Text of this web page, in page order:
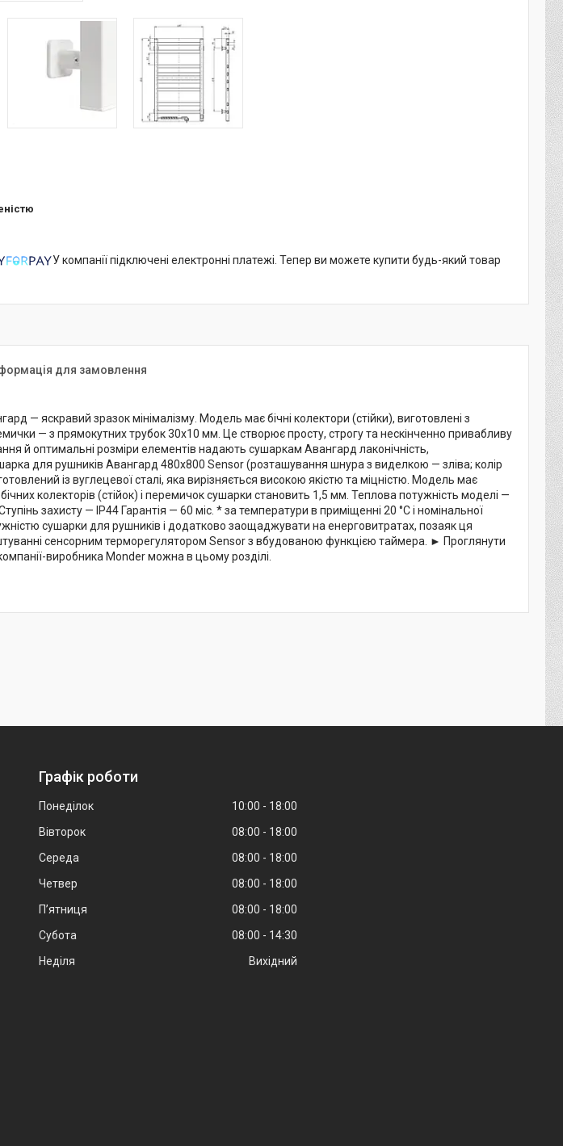
У компанії підключені електронні платежі. Тепер ви можете купити будь-який товар
для замовлення
— яскравий зразок мінімалізму. Модель має бічні колектори (стійки), виготовлені з
— з прямокутних трубок 30х10 мм. Це створює просту, строгу та нескінченно привабливу
й оптимальні розміри елементів надають сушаркам Авангард лаконічність,
для рушників Авангард 480х800 Sensor (розташування шнура з виделкою — зліва; колір
із вуглецевої сталі, яка вирізняється високою якістю та міцністю. Модель має
колекторів (стійок) і перемичок сушарки становить 1,5 мм. Теплова потужність моделі —
захисту — IP44 Гарантія — 60 міс. * за температури в приміщенні 20 °C і номінальної
сушарки для рушників і додатково заощаджувати на енерговитратах, позаяк ця
сенсорним терморегулятором Sensor з вбудованою функцією таймера. ► Проглянути
виробника Monder можна в цьому розділі.
Графік роботи
Понеділок 10:00
18:00
Вівторок
08:00
18:00
Середа
08:00
18:00
Четвер
08:00
18:00
Пʼятниця
08:00
18:00
Субота
08:00
14:30
Неділя
Вихідний